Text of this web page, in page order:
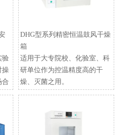
验
操
合
DHG型系列精密恒温鼓风干燥
箱
适用于大专院校、化验室、科
研单位作为控温精度高的干
燥、灭菌之用。